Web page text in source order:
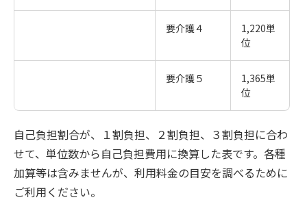
要介護４
1,220単
位
要介護５
1,365単
位
自己負担割合が、１割負担、２割負担、３割負担に合わ
せて、単位数から自己負担費用に換算した表です。各種
加算等は含みませんが、利用料金の目安を調べるために
ご利用ください。